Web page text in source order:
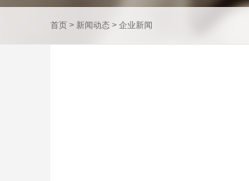
首页 > 新闻动态 > 企业新闻